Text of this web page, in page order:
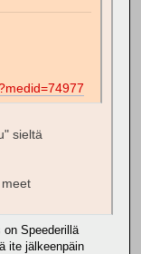
sieltä
Speederillä
ite jälkeenpäin